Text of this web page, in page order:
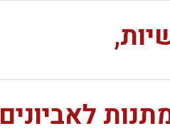
לאביונים